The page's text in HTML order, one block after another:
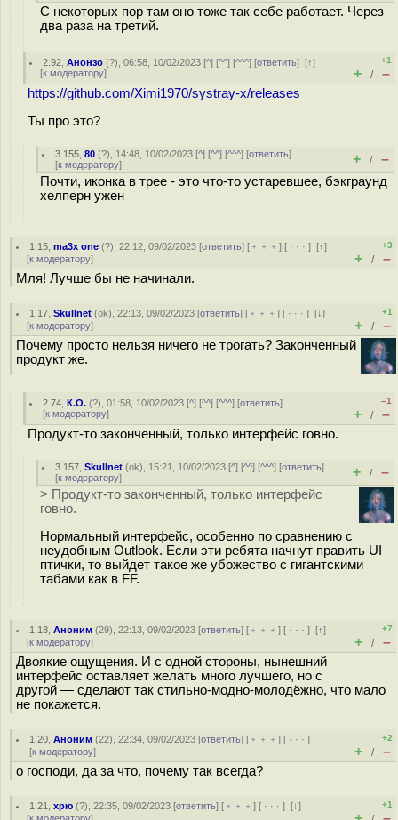
С некоторых пор там оно тоже так себе работает. Через
два раза на третий.
2.92 ,Анонзо (?), 06:58, 10/02/2023 [^] [^^] [^^^] [ответить][↑]
[к модератору]
+1
+ / –
https://github.com/Ximi1970/systray-x/releases
Ты про это?
3.155 ,80 (?), 14:48, 10/02/2023 [^] [^^] [^^^] [ответить]
[к модератору] + / –
Почти, иконка в трее - это что-то устаревшее, бэкграунд
хелперн ужен
1.15 ,ma3x one (?), 22:12, 09/02/2023 [ответить] [ ﹢﹢﹢] [ · · ·][↑]
[к модератору]
+3
+ / –
Мля! Лучше бы не начинали.
1.17 ,Skullnet (ok), 22:13, 09/02/2023 [ответить] [ ﹢﹢﹢] [ · · ·][↓]
[к модератору]
+1
+ / –
Почему просто нельзя ничего не трогать? Законченный
продукт же.
2.74 ,К.О. (?), 01:58, 10/02/2023 [^] [^^] [^^^] [ответить]
[к модератору]
–1
+ / –
Продукт-то законченный, только интерфейс говно.
3.157 ,Skullnet (ok), 15:21, 10/02/2023 [^] [^^] [^^^] [ответить]
[к модератору] + / –
> Продукт-то законченный, только интерфейс
говно.
Нормальный интерфейс, особенно по сравнению с
неудобным Outlook. Если эти ребята начнут править UI
птички, то выйдет такое же убожество с гигантскими
табами как в FF.
1.18 ,Аноним (29), 22:13, 09/02/2023 [ответить] [ ﹢﹢﹢] [ · · ·][↑]
[к модератору]
+7
+ / –
Двоякие ощущения. И с одной стороны, нынешний
интерфейс оставляет желать много лучшего, но с
другой — сделают так стильно-модно-молодёжно, что мало
не покажется.
1.20 ,Аноним (22), 22:34, 09/02/2023 [ответить] [ ﹢﹢﹢] [ · · ·]
[к модератору]
+2
+ / –
о господи, да за что, почему так всегда?
1.21 ,хрю (?), 22:35, 09/02/2023 [ответить] [ ﹢﹢﹢] [ · · ·][↓]
+1